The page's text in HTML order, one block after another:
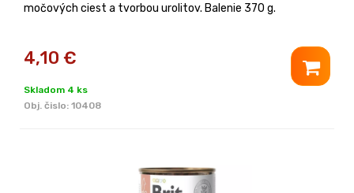
močových ciest a tvorbou urolitov. Balenie 370 g.
4,10 €
Skladom 4 ks
Obj. čislo: 10408